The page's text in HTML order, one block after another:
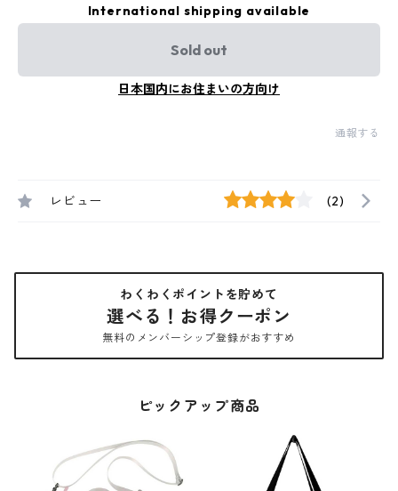
International shipping available
Sold out
日本国内にお住まいの方向け
通報する
レビュー (2)
わくわくポイントを貯めて
選べる！お得クーポン
無料のメンバーシップ登録がおすすめ
ピックアップ商品